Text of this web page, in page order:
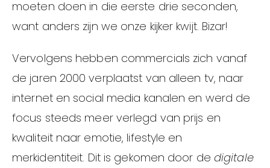
moeten doen in die eerste drie seconden,
want anders zijn we onze kijker kwijt. Bizar!
Vervolgens hebben commercials zich vanaf
de jaren 2000 verplaatst van alleen tv, naar
internet en social media kanalen en werd de
focus steeds meer verlegd van prijs en
kwaliteit naar emotie, lifestyle en
merkidentiteit. Dit is gekomen door de digitale